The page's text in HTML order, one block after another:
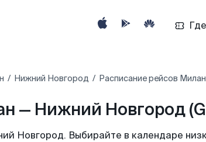
Нижний Новгород Расписание рейсов
— Нижний Новгород
Новгород. Выбирайте в календаре